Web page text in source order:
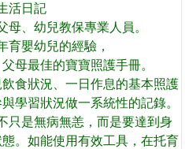
活日記
、幼兒教保專業人員。
育嬰幼兒的經驗，
母最佳的寶寶照護手冊。
食狀況、一日作息的基本照護
學習狀況做一系統性的記錄。
只是無病無恙，而是要達到身
。如能使用有效工具，在托育